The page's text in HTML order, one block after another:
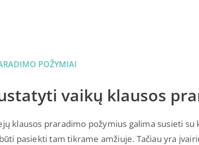
POŽYMIAI
vaikų klausos
klausos praradimo požymius galima susieti
pasiekti tam tikrame amžiuje. Tačiau yra